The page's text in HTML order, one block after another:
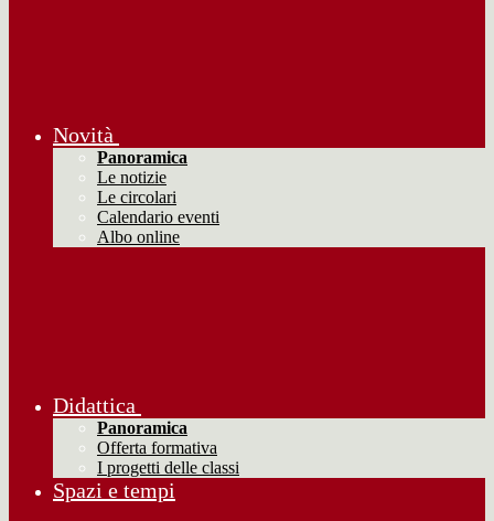
Novità
Panoramica
Le notizie
Le circolari
Calendario eventi
Albo online
Didattica
Panoramica
Offerta formativa
I progetti delle classi
Spazi e tempi